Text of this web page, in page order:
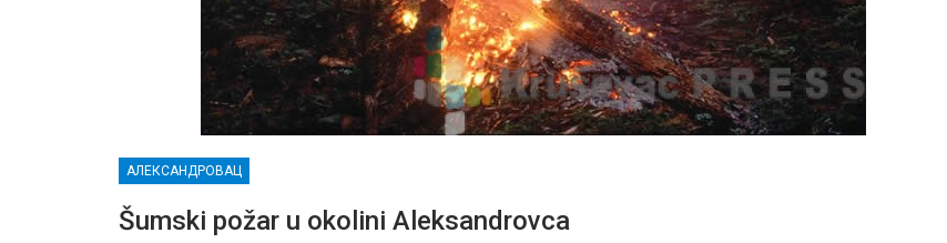
АЛЕКСАНДРОВАЦ
Šumski požar u okolini Aleksandrovca